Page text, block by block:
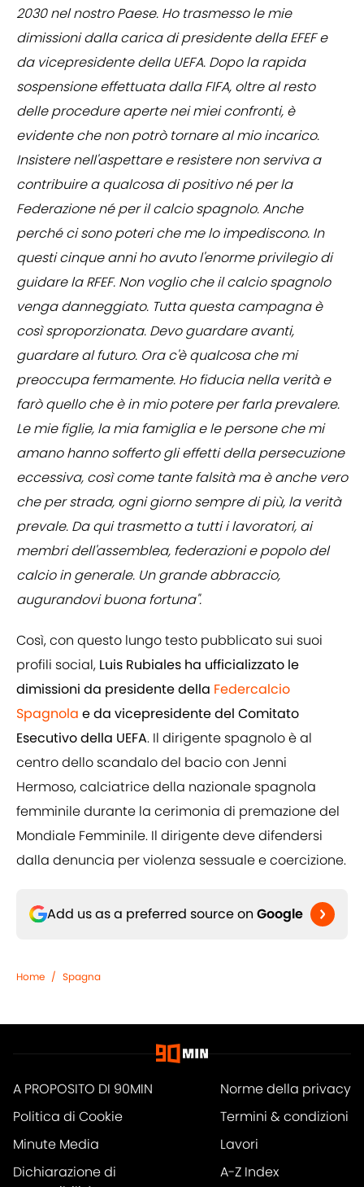
2030 nel nostro Paese. Ho trasmesso le mie
dimissioni dalla carica di presidente della EFEF e
da vicepresidente della UEFA. Dopo la rapida
sospensione effettuata dalla FIFA, oltre al resto
delle procedure aperte nei miei confronti, è
evidente che non potrò tornare al mio incarico.
Insistere nell'aspettare e resistere non serviva a
contribuire a qualcosa di positivo né per la
Federazione né per il calcio spagnolo. Anche
perché ci sono poteri che me lo impediscono. In
questi cinque anni ho avuto l'enorme privilegio di
guidare la RFEF. Non voglio che il calcio spagnolo
venga danneggiato. Tutta questa campagna è
così sproporzionata. Devo guardare avanti,
guardare al futuro. Ora c'è qualcosa che mi
preoccupa fermamente. Ho fiducia nella verità e
farò quello che è in mio potere per farla prevalere.
Le mie figlie, la mia famiglia e le persone che mi
amano hanno sofferto gli effetti della persecuzione
eccessiva, così come tante falsità ma è anche vero
che per strada, ogni giorno sempre di più, la verità
prevale. Da qui trasmetto a tutti i lavoratori, ai
membri dell'assemblea, federazioni e popolo del
calcio in generale. Un grande abbraccio,
augurandovi buona fortuna".
Così, con questo lungo testo pubblicato sui suoi
profili social, Luis Rubiales ha ufficializzato le
dimissioni da presidente della Federcalcio
Spagnola e da vicepresidente del Comitato
Esecutivo della UEFA. Il dirigente spagnolo è al
centro dello scandalo del bacio con Jenni
Hermoso, calciatrice della nazionale spagnola
femminile durante la cerimonia di premazione del
Mondiale Femminile. Il dirigente deve difendersi
dalla denuncia per violenza sessuale e coercizione.
Add us as a preferred source on Google
Home / Spagna
A PROPOSITO DI 90MIN
Norme della privacy
Politica di Cookie
Termini & condizioni
Minute Media
Lavori
Dichiarazione di
A-Z Index